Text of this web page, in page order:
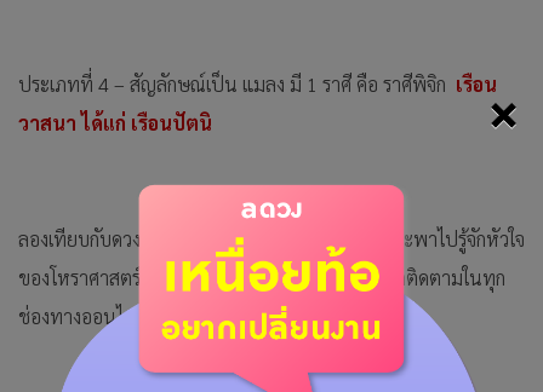
×
ประเภทที่ 4 – สัญลักษณ์เป็น แมลง มี 1 ราศี คือ ราศีพิจิก เรือน
วาสนา ได้แก่ เรือนปัตนิ
ลองเทียบกับดวงของตัวเองดูแล้วในครั้งหน้าค่ะ นุ้ยจะพาไปรู้จักหัวใจ
ของโหราศาสตร์กันค่ะ อย่าลืมกดไลก์ กดแชร์ และกดติดตามในทุก
ช่องทางออนไลน์ เจอกันใหม่คลิปหน้าค่ะ! สวัสดีค่ะ!